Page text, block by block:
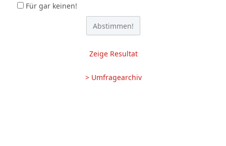
Für gar keinen!
Zeige Resultat
> Umfragearchiv